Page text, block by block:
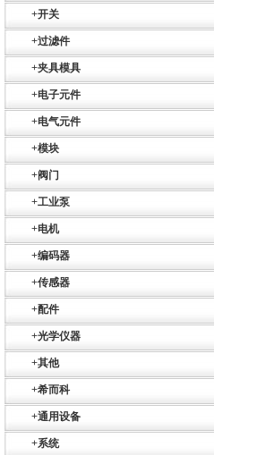
+开关
+过滤件
+夹具模具
+电子元件
+电气元件
+模块
+阀门
+工业泵
+电机
+编码器
+传感器
+配件
+光学仪器
+其他
+希而科
+通用设备
+系统
Belimo SF24A-
MFT